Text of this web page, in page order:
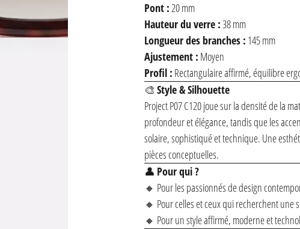
Pont :20 mm
Hauteur du verre :38 mm
Longueur des branches : 145 mm
Ajustement : Moyen
Profil : Rectangulaire affirmé, équilibre
🎨 Style & Silhouette
Project P07 C120 joue sur la densité de la
profondeur et élégance, tandis que les
solaire, sophistiqué et technique. Une
pièces conceptuelles.
👤 Pour qui ?
🔸 Pour les passionnés de design
🔸 Pour celles et ceux qui recherchent une
🔸 Pour un style affirmé, moderne et